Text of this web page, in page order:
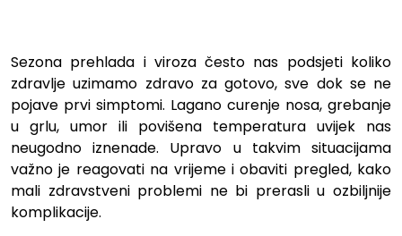
Kako prirodno ojačati
Sezona prehlada i viroza često nas podsjeti koliko
zdravlje uzimamo zdravo za gotovo, sve dok se ne
pojave prvi simptomi. Lagano curenje nosa, grebanje
u grlu, umor ili povišena temperatura uvijek nas
neugodno iznenade. Upravo u takvim situacijama
važno je reagovati na vrijeme i obaviti pregled, kako
mali zdravstveni problemi ne bi prerasli u ozbiljnije
komplikacije.